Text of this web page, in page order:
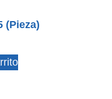
(pieza)